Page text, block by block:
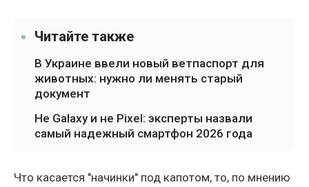
Читайте также
В Украине ввели новый ветпаспорт для
животных: нужно ли менять старый
документ
Не Galaxy и не Pixel: эксперты назвали
самый надежный смартфон 2026 года
Что касается "начинки" под капотом, то, по мнению